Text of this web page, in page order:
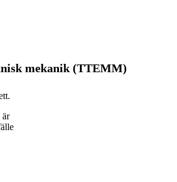
mekanik (TTEMM)
är